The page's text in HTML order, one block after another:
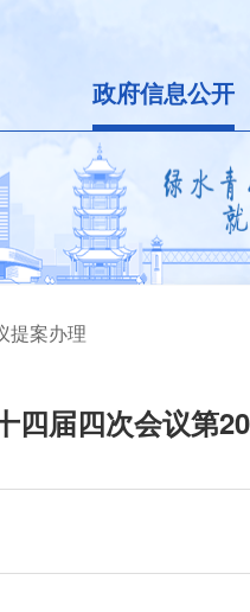
政府信息公开
提案办理
届四次会议第